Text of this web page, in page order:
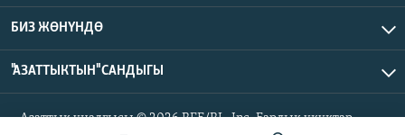
БИЗ ЖӨНҮНДӨ
"АЗАТТЫКТЫН" САНДЫГЫ
Азаттык үналгысы © 2026 RFE/RL, Inc. Бардык укуктар